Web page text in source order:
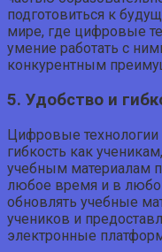
подготовиться к
мире, где цифровые
умение работать с
конкурентным
5. Удобство и
Цифровые технологии
гибкость как
учебным материалам
любое время и в
обновлять учебные
учеников и
электронные